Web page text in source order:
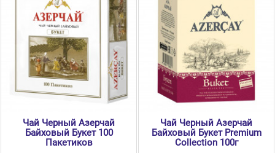
Чай Черный Азерчай
Байховый Букет 100
Пакетиков
Чай Черный Азерчай
Байховый Букет Premium
Collection 100г